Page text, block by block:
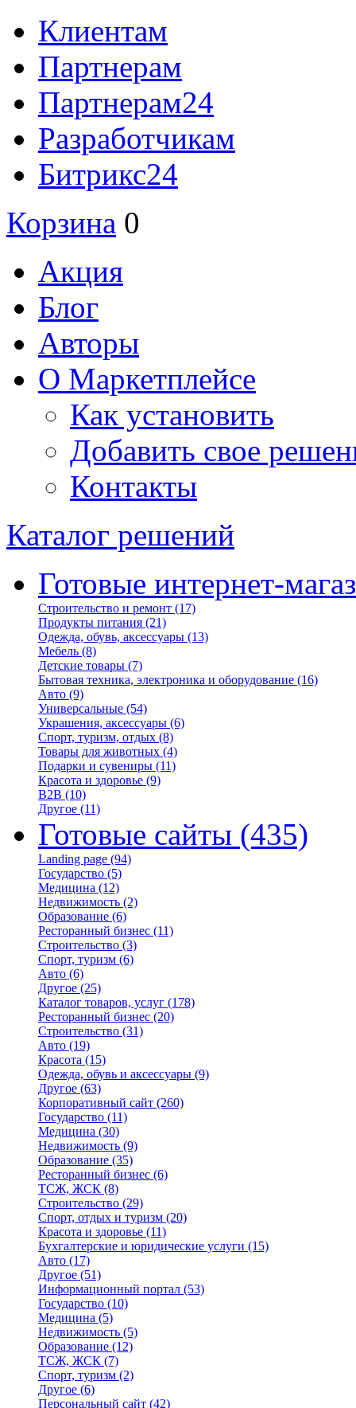
Клиентам
Партнерам
Партнерам24
Разработчикам
Битрикс24
Корзина 0
Акция
Блог
Авторы
О Маркетплейсе
Как установить
Добавить свое
Контакты
Каталог решений
Готовые интернет-
Строительство и ремонт (17)
Продукты питания (21)
Одежда, обувь, аксессуары (13)
Мебель (8)
Детские товары (7)
Бытовая техника, электроника и оборудование (16)
Авто (9)
Универсальные (54)
Украшения, аксессуары (6)
Спорт, туризм, отдых (8)
Товары для животных (4)
Подарки и сувениры (11)
Красота и здоровье (9)
B2B (10)
Другое (11)
Готовые сайты (435)
Landing page (94)
Государство (5)
Медицина (12)
Недвижимость (2)
Образование (6)
Ресторанный бизнес (11)
Строительство (3)
Спорт, туризм (6)
Авто (6)
Другое (25)
Каталог товаров, услуг (178)
Ресторанный бизнес (20)
Строительство (31)
Авто (19)
Красота (15)
Одежда, обувь и аксессуары (9)
Другое (63)
Корпоративный сайт (260)
Государство (11)
Медицина (30)
Недвижимость (9)
Образование (35)
Ресторанный бизнес (6)
ТСЖ, ЖСК (8)
Строительство (29)
Спорт, отдых и туризм (20)
Красота и здоровье (11)
Бухгалтерские и юридические услуги (15)
Авто (17)
Другое (51)
Информационный портал (53)
Государство (10)
Медицина (5)
Недвижимость (5)
Образование (12)
ТСЖ, ЖСК (7)
Спорт, туризм (2)
Другое (6)
Персональный сайт (42)